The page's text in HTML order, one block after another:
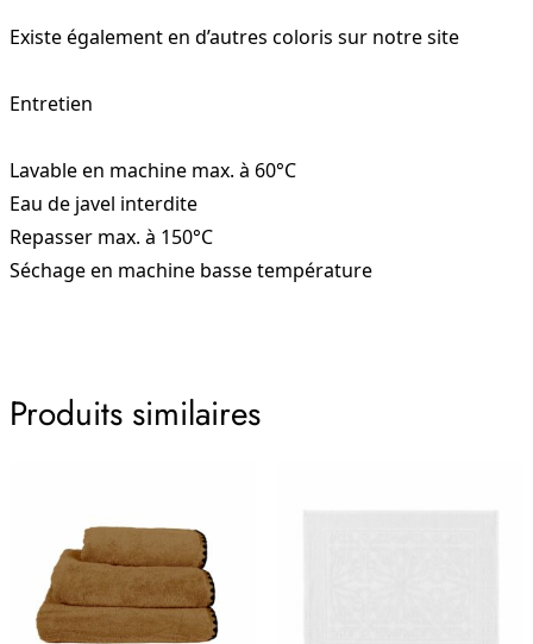
Existe également en d’autres coloris sur notre site
Entretien
Lavable en machine max. à 60°C
Eau de javel interdite
Repasser max. à 150°C
Séchage en machine basse température
Produits similaires